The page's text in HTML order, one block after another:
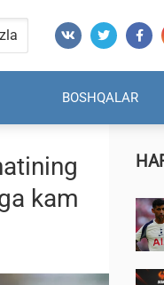
BOSHQALAR
kam